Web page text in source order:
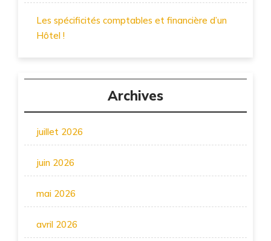
Les spécificités comptables et financière d’un
Hôtel !
Archives
juillet 2026
juin 2026
mai 2026
avril 2026